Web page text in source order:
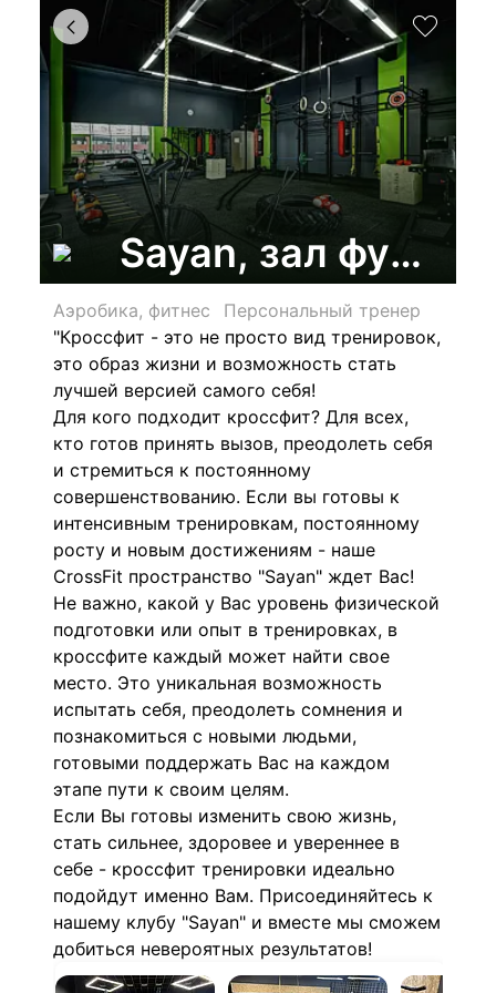
Sayan, зал
Аэробика, фитнес
Персональный тренер
"Кроссфит - это не просто вид тренировок,
это образ жизни и возможность стать
лучшей версией самого себя!
Для кого подходит кроссфит? Для всех,
кто готов принять вызов, преодолеть себя
и стремиться к постоянному
совершенствованию. Если вы готовы к
интенсивным тренировкам, постоянному
росту и новым достижениям - наше
CrossFit пространство "Sayan" ждет Вас!
Не важно, какой у Вас уровень физической
подготовки или опыт в тренировках, в
кроссфите каждый может найти свое
место. Это уникальная возможность
испытать себя, преодолеть сомнения и
познакомиться с новыми людьми,
готовыми поддержать Вас на каждом
этапе пути к своим целям.
Если Вы готовы изменить свою жизнь,
стать сильнее, здоровее и увереннее в
себе - кроссфит тренировки идеально
подойдут именно Вам. Присоединяйтесь к
нашему клубу "Sayan" и вместе мы сможем
добиться невероятных результатов!